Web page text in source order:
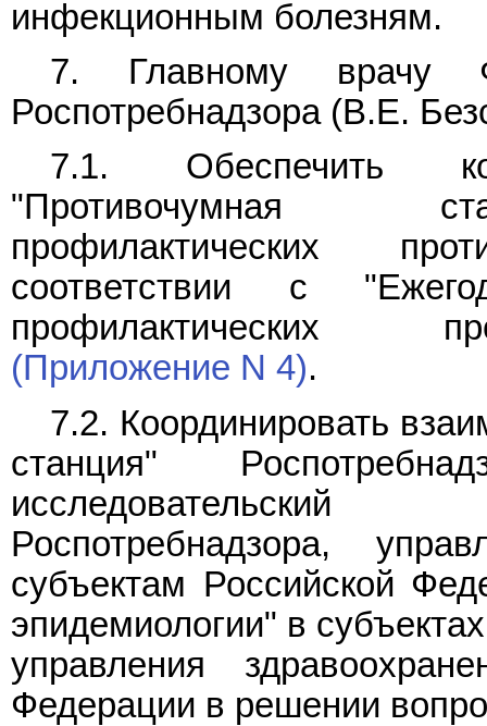
инфекционным болезням.
7. Главному врачу
Роспотребнадзора (В.Е.
7.1. Обеспечить
"Противочумная
профилактических
соответствии с
профилактических
(Приложение N 4).
7.2. Координировать
станция"
исследовательский
Роспотребнадзора,
субъектам Российской
эпидемиологии" в
управления
Федерации в решении